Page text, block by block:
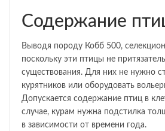
Содержание
Выводя породу Кобб 500,
поскольку эти птицы не
существования. Для них не нужно
курятников или оборудовать
Допускается содержание птиц в
случае, курам нужна подстилка
в зависимости от времени года.